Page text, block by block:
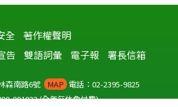
全 著作權聲明
告
雙語詞彙 電子報 署長信箱
森南路6號 MAP 電話：02-2395-9825
001922(全年無休免付費)